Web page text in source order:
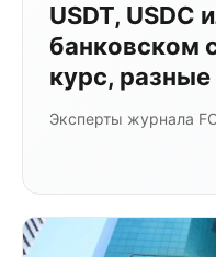
USDT, USDC
банковском
курс, разные
Эксперты журнала